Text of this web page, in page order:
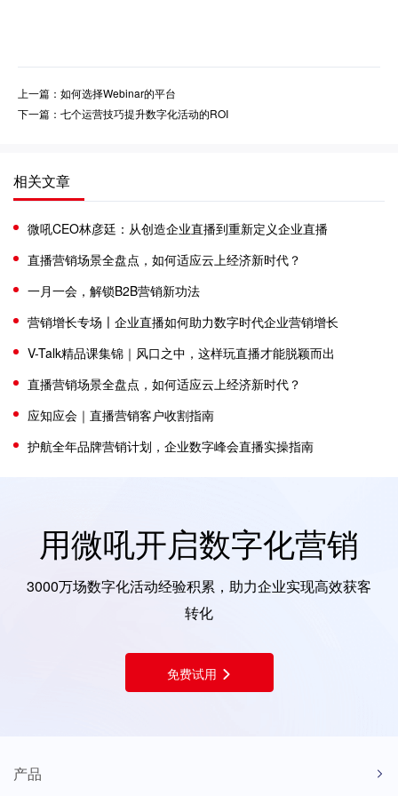
上一篇：如何选择Webinar的平台
下一篇：七个运营技巧提升数字化活动的ROI
相关文章
微吼CEO林彦廷：从创造企业直播到重新定义企业直播
直播营销场景全盘点，如何适应云上经济新时代？
一月一会，解锁B2B营销新功法
营销增长专场〡企业直播如何助力数字时代企业营销增长
V-Talk精品课集锦｜风口之中，这样玩直播才能脱颖而出
直播营销场景全盘点，如何适应云上经济新时代？
应知应会｜直播营销客户收割指南
护航全年品牌营销计划，企业数字峰会直播实操指南
用微吼开启数字化营销
3000万场数字化活动经验积累，助力企业实现高效获客
转化
免费试用
产品